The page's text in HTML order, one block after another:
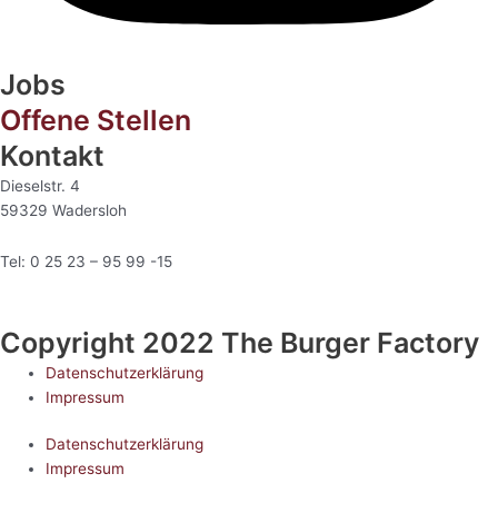
Jobs
Offene Stellen
Kontakt
Dieselstr. 4
59329 Wadersloh
Tel: 0 25 23 – 95 99 -15
Copyright 2022 The Burger Factory
Datenschutzerklärung
Impressum
Datenschutzerklärung
Impressum